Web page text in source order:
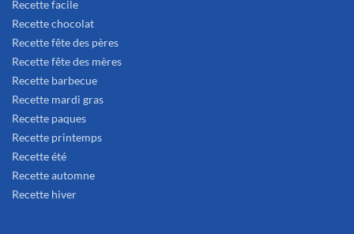
Recette facile
Recette chocolat
Recette fête des pères
Recette fête des mères
Recette barbecue
Recette mardi gras
Recette paques
Recette printemps
Recette été
Recette automne
Recette hiver